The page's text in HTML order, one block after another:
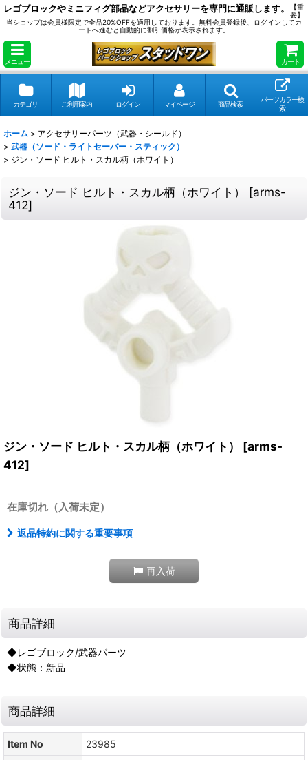
レゴブロックやミニフィグ部品などアクセサリーを専門に通販します。
【重
要】
当ショップは会員様限定で全品20%OFFを適用しております。無料会員登録後、ログインしてカ
ートへ進むと自動的に割引価格が表示されます。
メニュー カート
カテゴリ ご利用案内 ログイン マイページ 商品検索
パーツカラー検
索
ホーム > アクセサリーパーツ（武器・シールド）
> 武器（ソード・ライトセーバー・スティック）
> ジン・ソード ヒルト・スカル柄（ホワイト）
ジン・ソード ヒルト・スカル柄（ホワイト） [arms-
412]
ジン・ソード ヒルト・スカル柄（ホワイト） [arms-
412]
在庫切れ（入荷未定）
返品特約に関する重要事項
再入荷
商品詳細
◆レゴブロック/武器パーツ
◆状態：新品
商品詳細
Item No
23985